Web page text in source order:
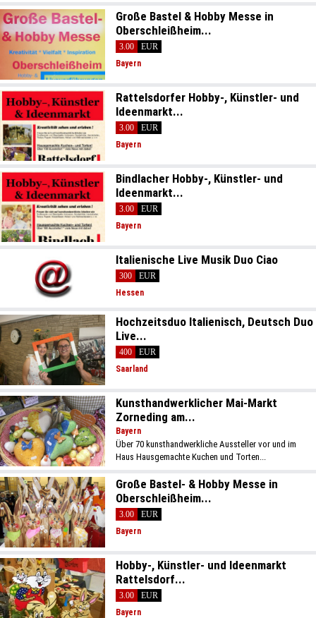
Große Bastel & Hobby Messe in
Oberschleißheim...
3.00
EUR
Bayern
Rattelsdorfer Hobby-, Künstler- und
Ideenmarkt...
3.00
EUR
Bayern
Bindlacher Hobby-, Künstler- und
Ideenmarkt...
3.00
EUR
Bayern
Italienische Live Musik Duo Ciao
300
EUR
Hessen
Hochzeitsduo Italienisch, Deutsch Duo
Live...
400
EUR
Saarland
Kunsthandwerklicher Mai-Markt
Zorneding am...
Bayern
Über 70 kunsthandwerkliche Aussteller vor und im
Haus Hausgemachte Kuchen und Torten...
Große Bastel- & Hobby Messe in
Oberschleißheim...
3.00
EUR
Bayern
Hobby-, Künstler- und Ideenmarkt
Rattelsdorf...
3.00
EUR
Bayern